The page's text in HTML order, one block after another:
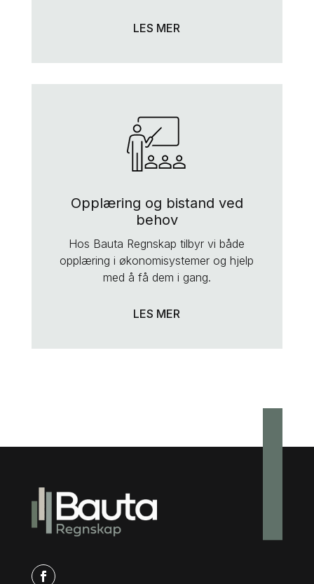
LES MER
Opplæring og bistand ved
behov
Hos Bauta Regnskap tilbyr vi både
opplæring i økonomisystemer og hjelp
med å få dem i gang.
LES MER